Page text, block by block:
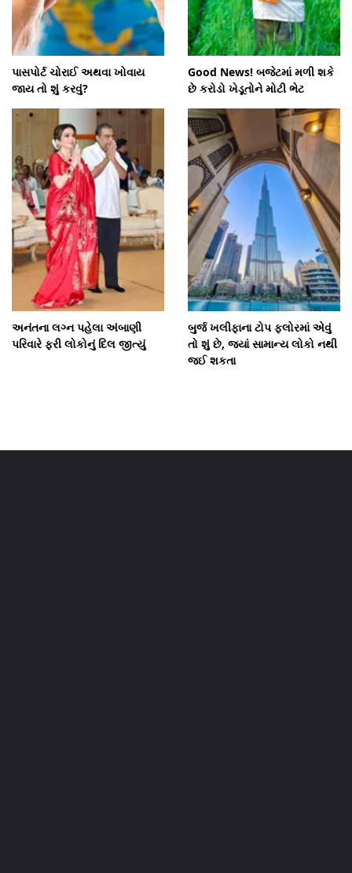
પાસપોર્ટ ચોરાઈ અથવા ખોવાય
જાય તો શું કરવું?
Good News! બજેટમાં મળી શકે
છે કરોડો ખેડૂતોને મોટી ભેટ
અનંતના લગ્ન પહેલા અંબાણી
પરિવારે ફરી લોકોનું દિલ જીત્યું
બુર્જ ખલીફાના ટોપ ફ્લોરમાં એવું
તો શું છે, જ્યાં સામાન્ય લોકો નથી
જઈ શકતા